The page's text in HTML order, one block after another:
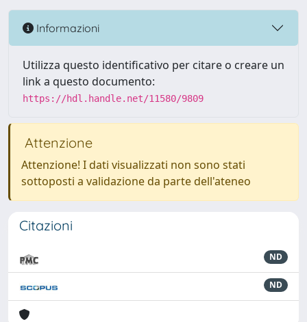
Informazioni
Utilizza questo identificativo per citare o creare un
link a questo documento:
https://hdl.handle.net/11580/9809
Attenzione
Attenzione! I dati visualizzati non sono stati
sottoposti a validazione da parte dell'ateneo
Citazioni
ND
ND